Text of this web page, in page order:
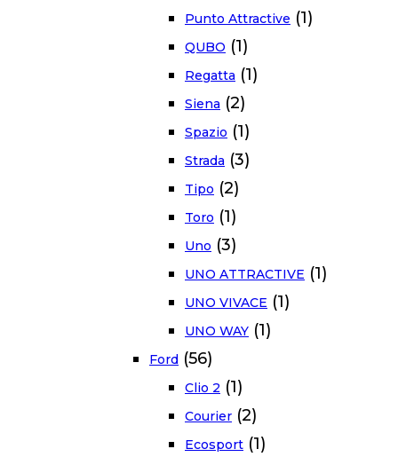
Punto Attractive (1)
QUBO (1)
Regatta (1)
Siena (2)
Spazio (1)
Strada (3)
Tipo (2)
Toro (1)
Uno (3)
UNO ATTRACTIVE (1)
UNO VIVACE (1)
UNO WAY (1)
Ford (56)
Clio 2 (1)
Courier (2)
Ecosport (1)